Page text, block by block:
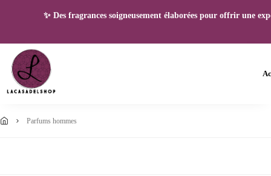
✨ Des fragrances soigneusement élaborées pour offrir une
parfums hommes